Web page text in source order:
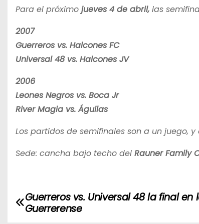
Para el próximo jueves 4 de abril, las
2007
Guerreros vs. Halcones FC
Universal 48 vs. Halcones JV
2006
Leones Negros vs. Boca Jr
River Magia vs. Águilas
Los partidos de semifinales son a un juego,
Sede: cancha bajo techo del Rauner Family
NGuerreros vs. Universal 48 la final en
Guerrerense